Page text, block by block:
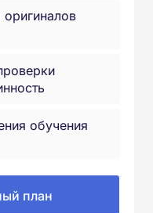
оригиналов
обучения
план